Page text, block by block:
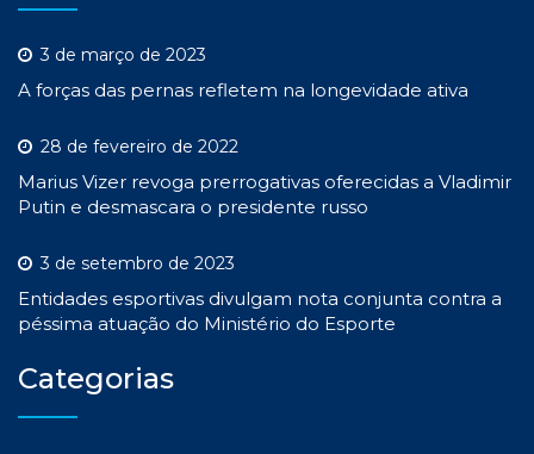
3 de março de 2023
A forças das pernas refletem na longevidade ativa
28 de fevereiro de 2022
Marius Vizer revoga prerrogativas oferecidas a Vladimir
Putin e desmascara o presidente russo
3 de setembro de 2023
Entidades esportivas divulgam nota conjunta contra a
péssima atuação do Ministério do Esporte
Categorias